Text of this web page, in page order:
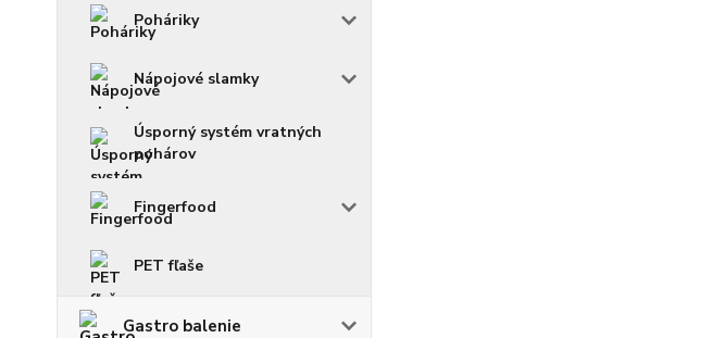
Poháriky
Nápojové slamky
Úsporný systém vratných
pohárov
Fingerfood
PET fľaše
Gastro balenie